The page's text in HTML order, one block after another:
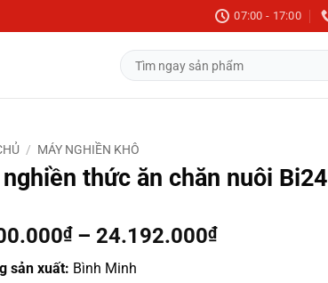
07:00 - 17:00
Tìm
kiếm:
/ MÁY NGHIỀN KHÔ
thức ăn chăn nuôi Bi24
₫ – 24.192.000₫Khoảng
sản xuất: Bình Minh